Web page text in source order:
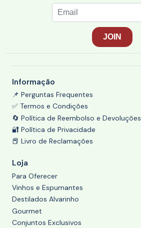
Informação
📌 Perguntas Frequentes
✅ Termos e Condições
🔄 Política de Reembolso e Devoluções
🔐 Política de Privacidade
📕 Livro de Reclamações
Loja
Para Oferecer
Vinhos e Espumantes
Destilados Alvarinho
Gourmet
Conjuntos Exclusivos